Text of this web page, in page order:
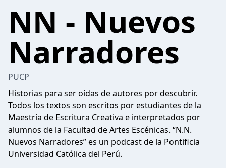
NN - Nuevos
Narradores
PUCP
Historias para ser oídas de autores por descubrir.
Todos los textos son escritos por estudiantes de la
Maestría de Escritura Creativa e interpretados por
alumnos de la Facultad de Artes Escénicas. “N.N.
Nuevos Narradores” es un podcast de la Pontificia
Universidad Católica del Perú.